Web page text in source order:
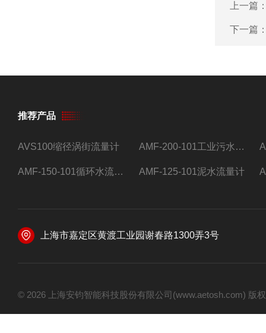
上一篇
下一篇
推荐产品
AVS100缩径涡街流量计 AMF-200-101工业污水流量计
AMF-150-101循环水流量计,电磁流量计 AMF-125-101泥水流量计
上海市嘉定区黄渡工业园谢春路1300弄3号
© 2026 上海安钧智能科技股份有限公司(www.aetosh.com)